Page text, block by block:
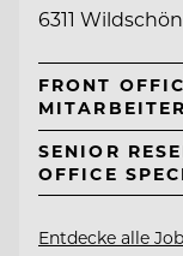
6311
FRONT
SENIOR
OFFICE
Entdecke alle